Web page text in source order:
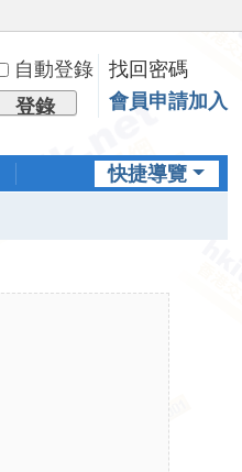
自動登錄
找回密碼
登錄 會員申請加入
快捷導覽